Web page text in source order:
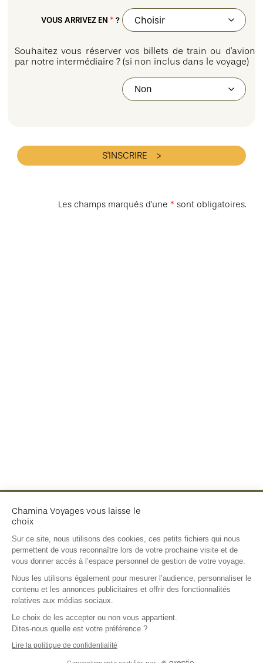
Chamina Voyages vous laisse le
choix
Sur ce site, nous utilisons des cookies, ces petits fichiers qui nous
permettent de vous reconnaître lors de votre prochaine visite et de
vous donner accès à l’espace personnel de gestion de votre voyage.
Nous les utilisons également pour mesurer l’audience, personnaliser le
contenu et les annonces publicitaires et offrir des fonctionnalités
relatives aux médias sociaux.
Le choix de les accepter ou non vous appartient.
Dites-nous quelle est votre préférence ?
Lire la politique de confidentialité
VOUS ARRIVEZ EN * ?
Souhaitez vous réserver vos billets de train ou d'avion
par notre intermédiaire ? (si non inclus dans le voyage)
Les champs marqués d'une * sont obligatoires.
Demander un devis
04 66 69 00 44
Partageons
notre passion